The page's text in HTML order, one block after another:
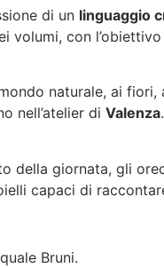
di un linguaggio
con
naturale, ai
nell’atelier di Valenza
della giornata, gli
capaci di
Bruni.